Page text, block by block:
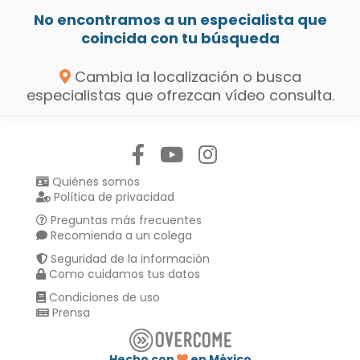
No encontramos a un especialista que
coincida con tu búsqueda
Cambia la localización o busca
especialistas que ofrezcan vídeo consulta.
Quiénes somos
Política de privacidad
Preguntas más frecuentes
Recomienda a un colega
Seguridad de la información
Como cuidamos tus datos
Condiciones de uso
Prensa